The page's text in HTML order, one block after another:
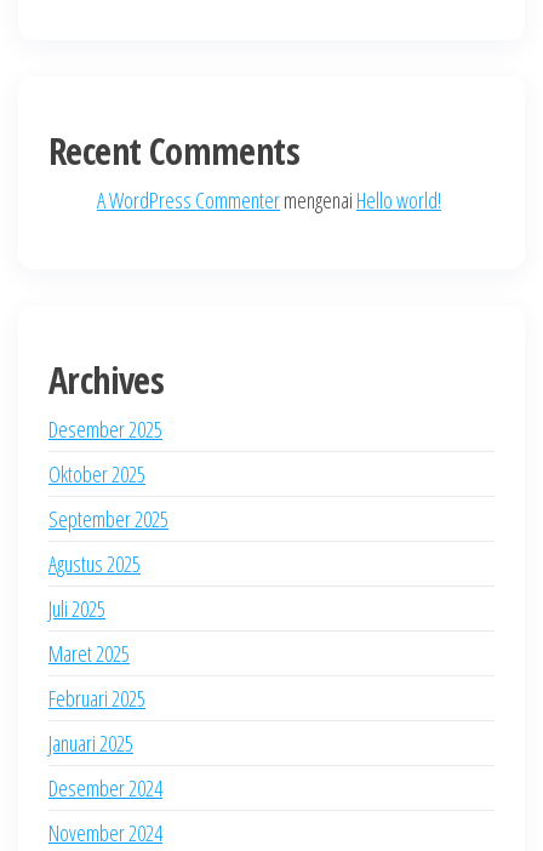
Recent Comments
A WordPress Commentermengenai Hello world!
Archives
Desember 2025
Oktober 2025
September 2025
Agustus 2025
Juli 2025
Maret 2025
Februari 2025
Januari 2025
Desember 2024
November 2024